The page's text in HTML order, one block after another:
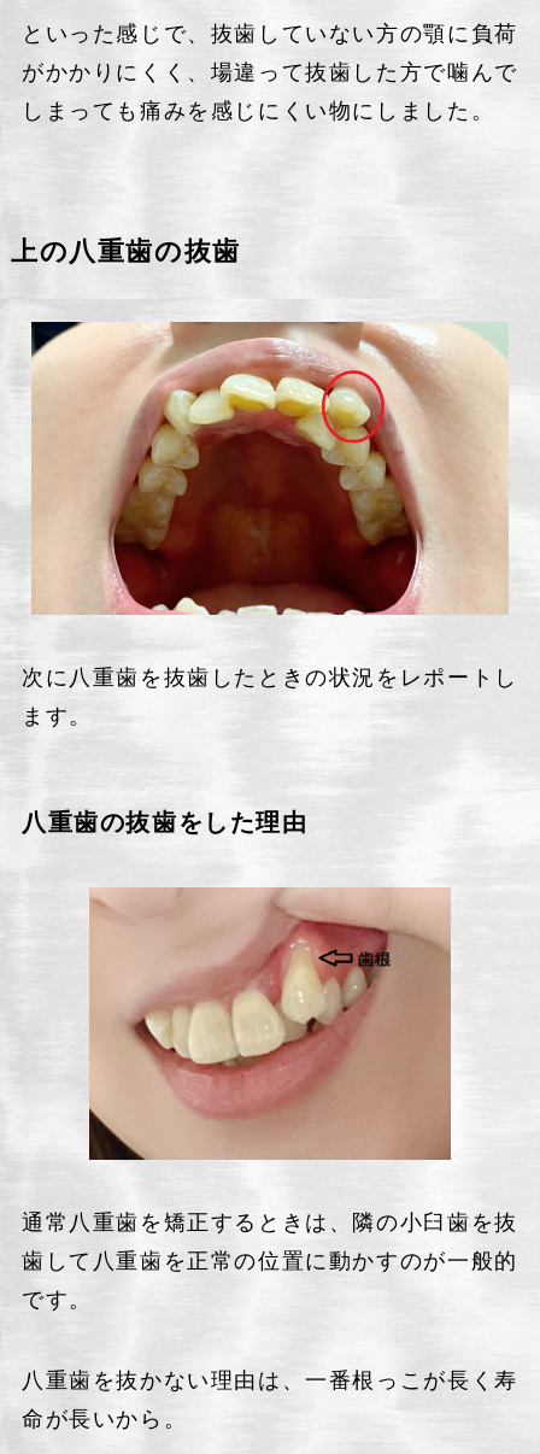
といった感じで、抜歯していない方の顎に負荷
がかかりにくく、場違って抜歯した方で噛んで
しまっても痛みを感じにくい物にしました。
上の八重歯の抜歯
次に八重歯を抜歯したときの状況をレポートし
ます。
八重歯の抜歯をした理由
通常八重歯を矯正するときは、隣の小臼歯を抜
歯して八重歯を正常の位置に動かすのが一般的
です。
八重歯を抜かない理由は、一番根っこが長く寿
命が長いから。